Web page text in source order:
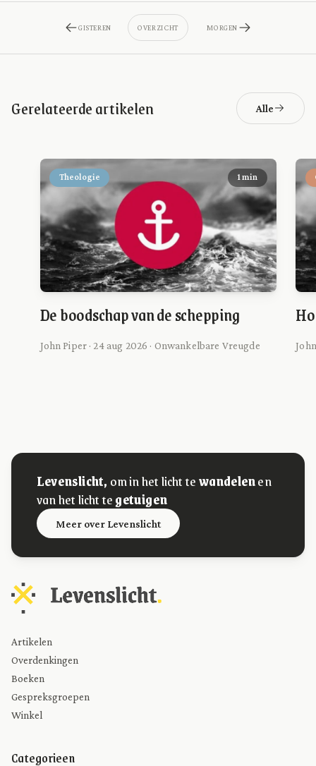
GISTEREN OVERZICHT MORGEN
Gerelateerde artikelen Alle
Theologie 1 min
De boodschap van de schepping
John Piper · 24 aug 2026 · Onwankelbare Vreugde
Levenslicht, om in het licht tewandelenen
van het licht tegetuigen
Meer over Levenslicht
Artikelen
Overdenkingen
Boeken
Gespreksgroepen
Winkel
Categorieen